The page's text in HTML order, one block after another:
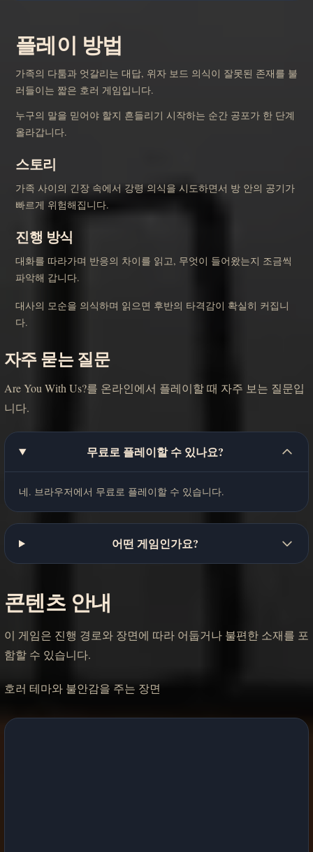
플레이 방법
가족의 다툼과 엇갈리는 대답, 위자 보드 의식이 잘못된 존재를 불
러들이는 짧은 호러 게임입니다.
누구의 말을 믿어야 할지 흔들리기 시작하는 순간 공포가 한 단계
올라갑니다.
스토리
가족 사이의 긴장 속에서 강령 의식을 시도하면서 방 안의 공기가
빠르게 위험해집니다.
진행 방식
대화를 따라가며 반응의 차이를 읽고, 무엇이 들어왔는지 조금씩
파악해 갑니다.
대사의 모순을 의식하며 읽으면 후반의 타격감이 확실히 커집니
다.
자주 묻는 질문
Are You With Us?를 온라인에서 플레이할 때 자주 보는 질문입
니다.
무료로 플레이할 수 있나요?
네. 브라우저에서 무료로 플레이할 수 있습니다.
어떤 게임인가요?
콘텐츠 안내
이 게임은 진행 경로와 장면에 따라 어둡거나 불편한 소재를 포
함할 수 있습니다.
호러 테마와 불안감을 주는 장면